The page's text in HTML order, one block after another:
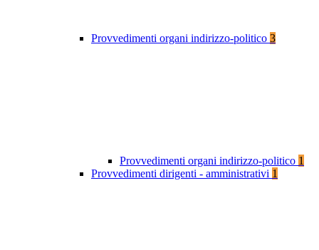
Provvedimenti organi indirizzo-politico 3
Provvedimenti organi indirizzo-politico 1
Provvedimenti dirigenti - amministrativi 1